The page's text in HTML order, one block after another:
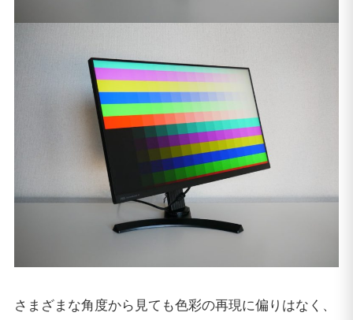
さまざまな角度から見ても色彩の再現に偏りはなく、